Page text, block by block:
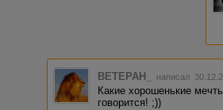
BETEPAH_ написал
Какие хорошенькие
говорится! ;))